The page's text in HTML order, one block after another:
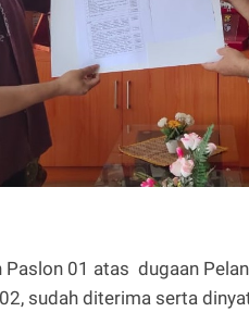
Paslon 01 atas dugaan
sudah diterima serta